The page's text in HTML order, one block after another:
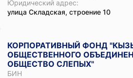
Юридический адрес:
улица Складская, строение 10
КОРПОРАТИВНЫЙ ФОНД
ОБЩЕСТВЕННОГО
ОБЩЕСТВО СЛЕПЫХ"
БИН